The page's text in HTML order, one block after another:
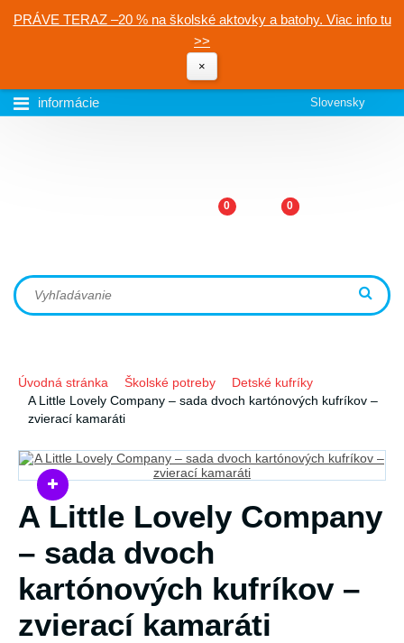
PRÁVE TERAZ –20 % na školské aktovky a batohy. Viac info tu
>>
×
informácie Slovensky
0 0
Úvodná stránka Školské potreby
Detské kufríky
A Little Lovely Company – sada dvoch kartónových kufríkov –
zvierací kamaráti
A Little Lovely Company
– sada dvoch
kartónových kufríkov –
zvierací kamaráti